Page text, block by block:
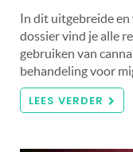
In dit uitgebreide
dossier vind je alle
gebruiken van
behandeling voor
LEES VERDER